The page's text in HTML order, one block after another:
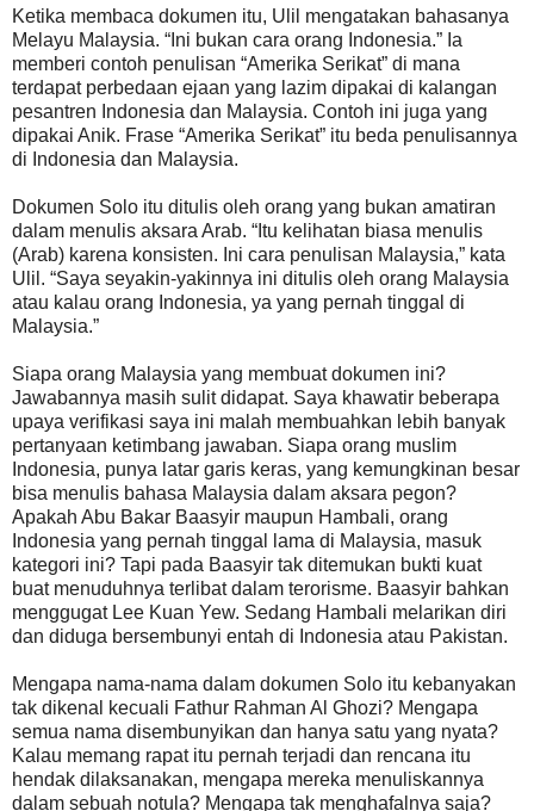
Ketika membaca dokumen itu, Ulil mengatakan bahasanya
Melayu Malaysia. “Ini bukan cara orang Indonesia.” Ia
memberi contoh penulisan “Amerika Serikat” di mana
terdapat perbedaan ejaan yang lazim dipakai di kalangan
pesantren Indonesia dan Malaysia. Contoh ini juga yang
dipakai Anik. Frase “Amerika Serikat” itu beda penulisannya
di Indonesia dan Malaysia.
Dokumen Solo itu ditulis oleh orang yang bukan amatiran
dalam menulis aksara Arab. “Itu kelihatan biasa menulis
(Arab) karena konsisten. Ini cara penulisan Malaysia,” kata
Ulil. “Saya seyakin-yakinnya ini ditulis oleh orang Malaysia
atau kalau orang Indonesia, ya yang pernah tinggal di
Malaysia.”
Siapa orang Malaysia yang membuat dokumen ini?
Jawabannya masih sulit didapat. Saya khawatir beberapa
upaya verifikasi saya ini malah membuahkan lebih banyak
pertanyaan ketimbang jawaban. Siapa orang muslim
Indonesia, punya latar garis keras, yang kemungkinan besar
bisa menulis bahasa Malaysia dalam aksara pegon?
Apakah Abu Bakar Baasyir maupun Hambali, orang
Indonesia yang pernah tinggal lama di Malaysia, masuk
kategori ini? Tapi pada Baasyir tak ditemukan bukti kuat
buat menuduhnya terlibat dalam terorisme. Baasyir bahkan
menggugat Lee Kuan Yew. Sedang Hambali melarikan diri
dan diduga bersembunyi entah di Indonesia atau Pakistan.
Mengapa nama-nama dalam dokumen Solo itu kebanyakan
tak dikenal kecuali Fathur Rahman Al Ghozi? Mengapa
semua nama disembunyikan dan hanya satu yang nyata?
Kalau memang rapat itu pernah terjadi dan rencana itu
hendak dilaksanakan, mengapa mereka menuliskannya
dalam sebuah notula? Mengapa tak menghafalnya saja?